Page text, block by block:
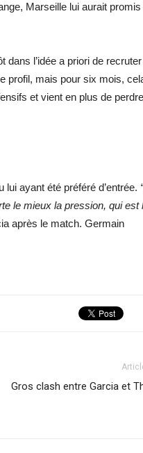
Marseille lui aurait
dans l’idée a priori de
profil, mais pour six mois,
et vient en plus de perdre
ayant été préféré d’entrée.
le mieux la pression, qui est
après le match. Germain
Gros clash entre Garcia et